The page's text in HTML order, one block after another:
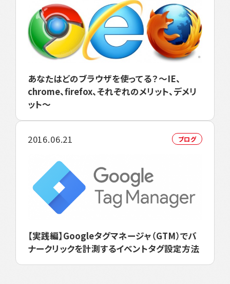
あなたはどのブラウザを使ってる？～IE、
chrome、firefox、それぞれのメリット、デメリ
ット～
2016.06.21 ブログ
【実践編】Googleタグマネージャ（GTM）でバ
ナークリックを計測するイベントタグ設定方法